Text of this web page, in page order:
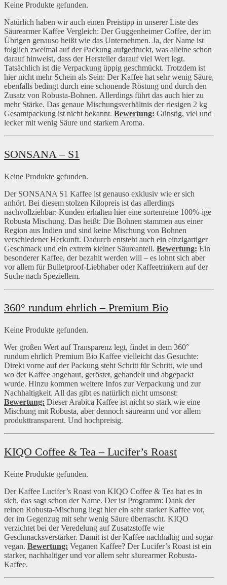
Keine Produkte gefunden.
Natürlich haben wir auch einen Preistipp in unserer Liste des
Säurearmer Kaffee Vergleich: Der Guggenheimer Coffee, der im
Übrigen genauso heißt wie das Unternehmen. Ja, der Name ist
folglich zweimal auf der Packung aufgedruckt, was alleine schon
darauf hinweist, dass der Hersteller darauf viel Wert legt.
Tatsächlich ist die Verpackung üppig geschmückt. Trotzdem ist
hier nicht mehr Schein als Sein: Der Kaffee hat sehr wenig Säure,
ebenfalls bedingt durch eine schonende Röstung und durch den
Zusatz von Robusta-Bohnen. Allerdings führt das auch hier zu
mehr Stärke. Das genaue Mischungsverhältnis der riesigen 2 kg
Gesamtpackung ist nicht bekannt. Bewertung: Günstig, viel und
lecker mit wenig Säure und starkem Aroma.
SONSANA – S1
Keine Produkte gefunden.
Der SONSANA S1 Kaffee ist genauso exklusiv wie er sich
anhört. Bei diesem stolzen Kilopreis ist das allerdings
nachvollziehbar: Kunden erhalten hier eine sortenreine 100%-ige
Robusta Mischung. Das heißt: Die Bohnen stammen aus einer
Region aus Indien und sind keine Mischung von Bohnen
verschiedener Herkunft. Dadurch entsteht auch ein einzigartiger
Geschmack und ein extrem kleiner Säureanteil. Bewertung: Ein
besonderer Kaffee, der bezahlt werden will – es lohnt sich aber
vor allem für Bulletproof-Liebhaber oder Kaffeetrinkern auf der
Suche nach Speziellem.
360° rundum ehrlich – Premium Bio
Keine Produkte gefunden.
Wer großen Wert auf Transparenz legt, findet in dem 360°
rundum ehrlich Premium Bio Kaffee vielleicht das Gesuchte:
Direkt vorne auf der Packung steht Schritt für Schritt, wie und
wo der Kaffee angebaut, geröstet, gehandelt und abgepackt
wurde. Hinzu kommen weitere Infos zur Verpackung und zur
Nachhaltigkeit. All das gibt es natürlich nicht umsonst:
Bewertung: Dieser Arabica Kaffee ist nicht so stark wie eine
Mischung mit Robusta, aber dennoch säurearm und vor allem
produkttransparent. Und hochpreisig.
KIQO Coffee & Tea – Lucifer’s Roast
Keine Produkte gefunden.
Der Kaffee Lucifer’s Roast von KIQO Coffee & Tea hat es in
sich, das sagt schon der Name. Der ist Programm: Dank der
reinen Robusta-Mischung liegt hier ein sehr starker Kaffee vor,
der im Gegenzug mit sehr wenig Säure überrascht. KIQO
verzichtet bei der Veredelung auf Zusatzstoffe wie
Geschmacksverstärker. Damit ist der Kaffee nachhaltig und sogar
vegan. Bewertung: Veganen Kaffee? Der Lucifer’s Roast ist ein
starker, nachhaltiger und vor allem sehr säurearmer Robusta-
Kaffee.